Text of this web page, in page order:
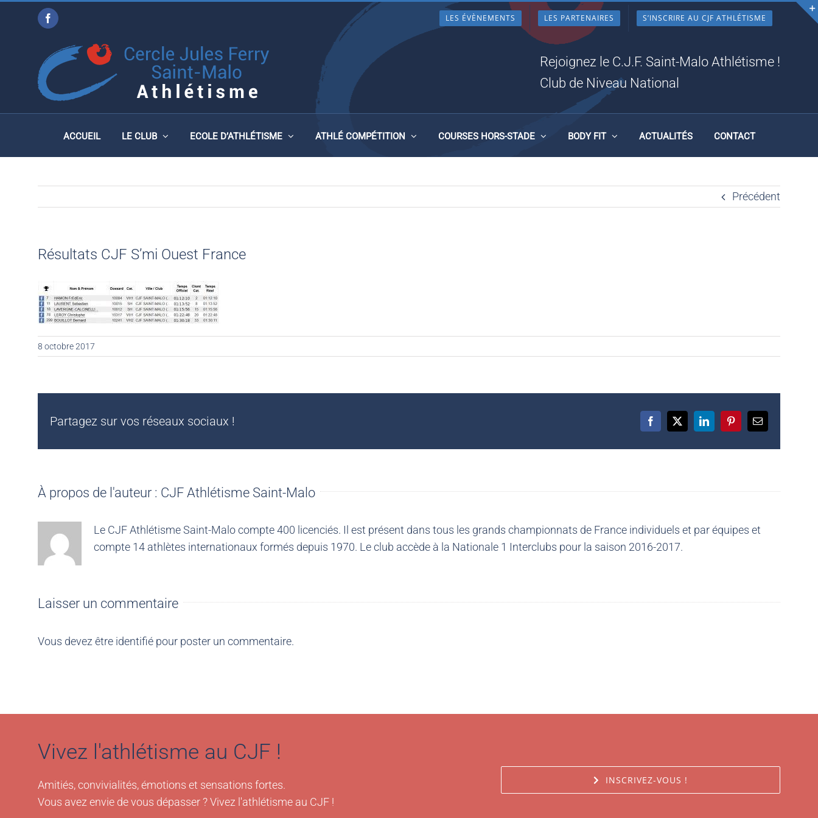
Facebook LES ÉVÈNEMENTS LES PARTENAIRES S’INSCRIRE AU CJF ATHLÉTISME
Rejoignez le C.J.F. Saint-Malo Athlétisme !
Club de Niveau National
ACCUEIL LE CLUB ECOLE D’ATHLÉTISME ATHLÉ COMPÉTITION COURSES HORS-STADE BODY FIT ACTUALITÉS CONTACT
RÉSULTATS CJF S’MI OUEST FRANCE
Précédent
Résultats CJF S’mi Ouest France
8 octobre 2017
Partagez sur vos réseaux sociaux ! Facebook
X LinkedInPinterestEmail
À propos de l'auteur : CJF Athlétisme Saint-Malo
Le CJF Athlétisme Saint-Malo compte 400 licenciés. Il est présent dans tous les grands championnats de France individuels et par équipes et
compte 14 athlètes internationaux formés depuis 1970. Le club accède à la Nationale 1 Interclubs pour la saison 2016-2017.
Laisser un commentaire
Vous devez être identifié pour poster un commentaire.
Vivez l'athlétisme au CJF !
Amitiés, convivialités, émotions et sensations fortes.
Vous avez envie de vous dépasser ? Vivez l'athlétisme au CJF !
INSCRIVEZ-VOUS !